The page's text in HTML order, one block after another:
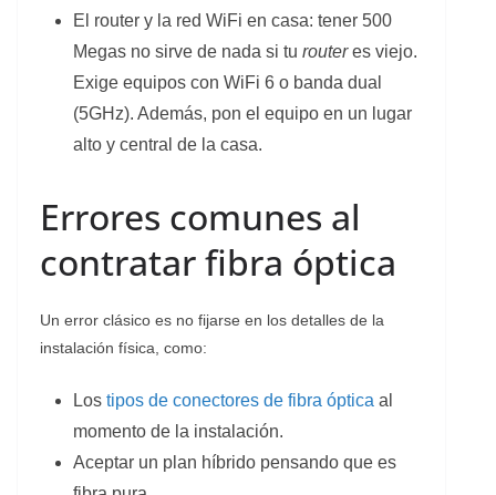
El router y la red WiFi en casa: tener 500
Megas no sirve de nada si tu routeres viejo.
Exige equipos con WiFi 6 o banda dual
(5GHz). Además, pon el equipo en un lugar
alto y central de la casa.
Errores comunes al
contratar fibra óptica
Un error clásico es no fijarse en los detalles de la
instalación física, como:
Los tipos de conectores de fibra óptica al
momento de la instalación.
Aceptar un plan híbrido pensando que es